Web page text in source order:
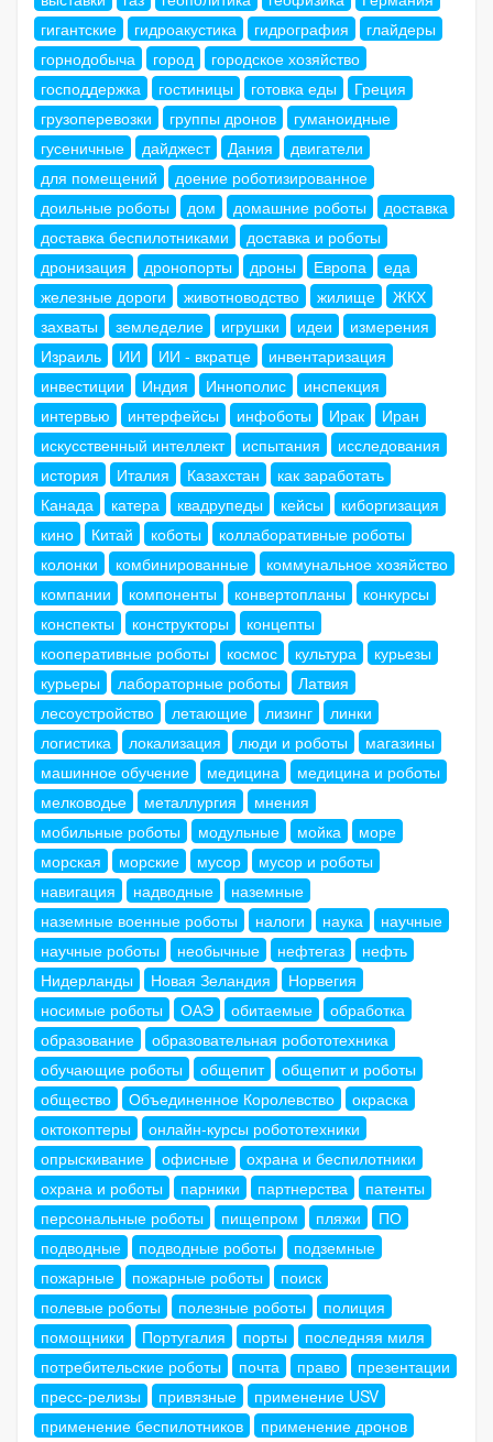
гигантские
гидроакустика гидрография
глайдеры
горнодобыча
город
городское хозяйство
господдержка
гостиницы готовка еды
Греция
грузоперевозки
группы дронов
гуманоидные
гусеничные
дайджест Дания
двигатели
для помещений
доение роботизированное
доильные роботы
дом домашние роботы
доставка
доставка беспилотниками
доставка и роботы
дронизация
дронопорты дроны Европа
еда
железные дороги
животноводство жилище
ЖКХ
захваты
земледелие игрушки идеи
измерения
Израиль
ИИ ИИ - вкратце
инвентаризация
инвестиции
Индия Иннополис
инспекция
интервью
интерфейсы инфоботы Ирак
Иран
искусственный интеллект
испытания
исследования
история
Италия Казахстан
как заработать
Канада
катера квадрупеды кейсы
киборгизация
кино
Китай коботы
коллаборативные роботы
колонки
комбинированные
коммунальное хозяйство
компании
компоненты конвертопланы
конкурсы
конспекты
конструкторы
концепты
кооперативные роботы
космос культура
курьезы
курьеры
лабораторные роботы
Латвия
лесоустройство
летающие лизинг
линки
логистика
локализация люди и роботы
магазины
машинное обучение
медицина
медицина и роботы
мелководье
металлургия
мнения
мобильные роботы
модульные мойка
море
морская
морские мусор
мусор и роботы
навигация
надводные
наземные
наземные военные роботы
налоги наука
научные
научные роботы
необычные нефтегаз
нефть
Нидерланды
Новая Зеландия
Норвегия
носимые роботы
ОАЭ обитаемые
обработка
образование
образовательная робототехника
обучающие роботы
общепит
общепит и роботы
общество
Объединенное Королевство
окраска
октокоптеры
онлайн-курсы робототехники
опрыскивание
офисные
охрана и беспилотники
охрана и роботы
парники партнерства
патенты
персональные роботы
пищепром пляжи
ПО
подводные
подводные роботы
подземные
пожарные
пожарные роботы
поиск
полевые роботы
полезные роботы
полиция
помощники
Португалия порты
последняя миля
потребительские роботы
почта право
презентации
пресс-релизы
привязные
применение USV
применение беспилотников
применение дронов